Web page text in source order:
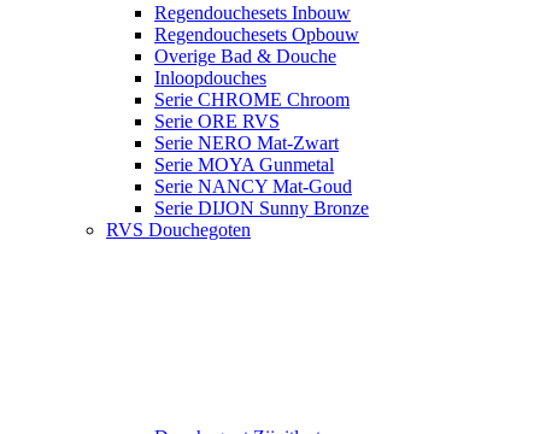
Regendouchesets Inbouw
Regendouchesets Opbouw
Overige Bad & Douche
Inloopdouches
Serie CHROME Chroom
Serie ORE RVS
Serie NERO Mat-Zwart
Serie MOYA Gunmetal
Serie NANCY Mat-Goud
Serie DIJON Sunny Bronze
RVS Douchegoten